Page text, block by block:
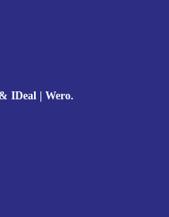
IDeal | Wero.